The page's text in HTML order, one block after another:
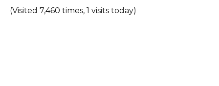
(Visited 7,460 times, 1 visits today)